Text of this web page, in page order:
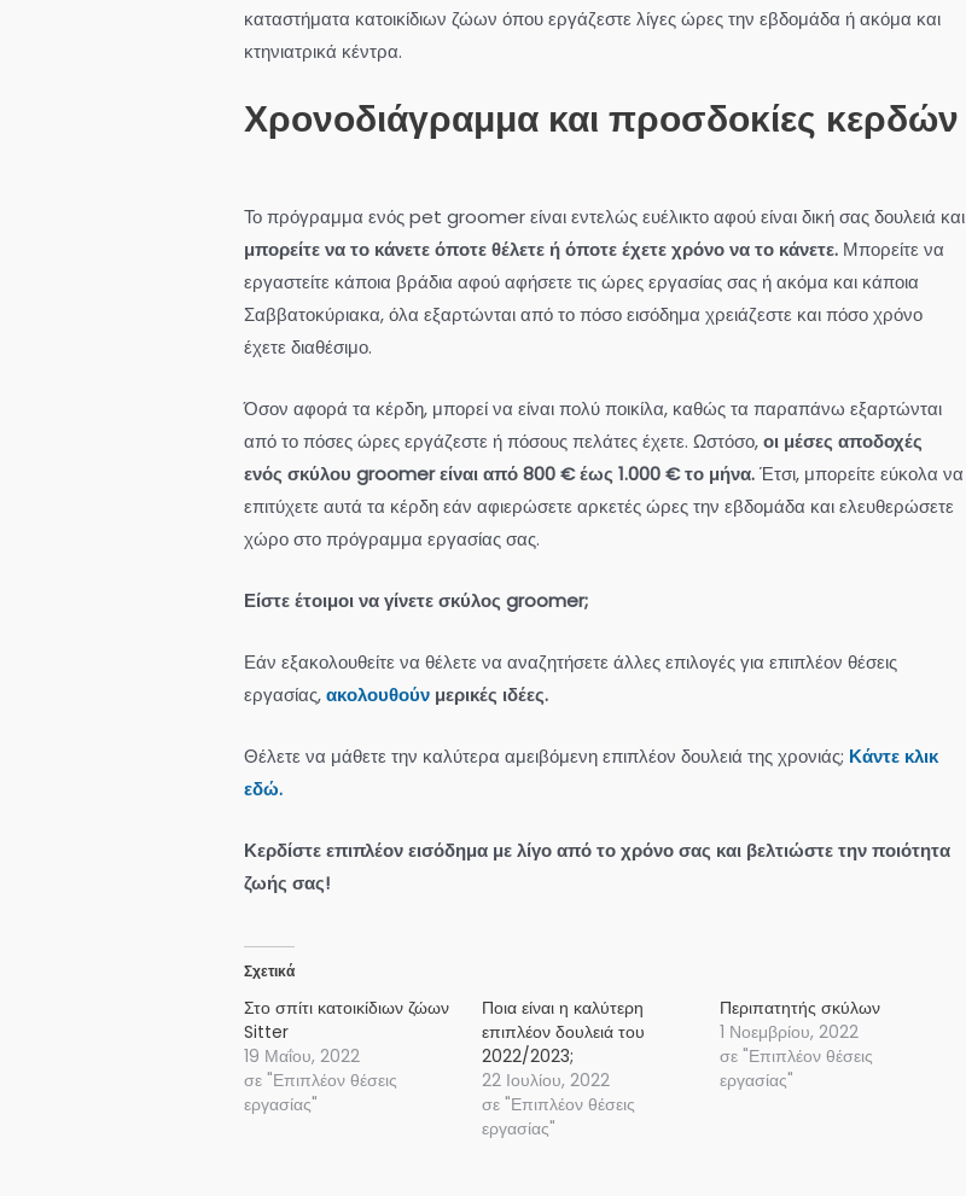
καταστήματα κατοικίδιων ζώων όπου εργάζεστε λίγες ώρες την εβδομάδα ή ακόμα και
κτηνιατρικά κέντρα.
Χρονοδιάγραμμα και προσδοκίες κερδών
Το πρόγραμμα ενός pet groomer είναι εντελώς ευέλικτο αφού είναι δική σας δουλειά και
μπορείτε να το κάνετε όποτε θέλετε ή όποτε έχετε χρόνο να το κάνετε. Μπορείτε να
εργαστείτε κάποια βράδια αφού αφήσετε τις ώρες εργασίας σας ή ακόμα και κάποια
Σαββατοκύριακα, όλα εξαρτώνται από το πόσο εισόδημα χρειάζεστε και πόσο χρόνο
έχετε διαθέσιμο.
Όσον αφορά τα κέρδη, μπορεί να είναι πολύ ποικίλα, καθώς τα παραπάνω εξαρτώνται
από το πόσες ώρες εργάζεστε ή πόσους πελάτες έχετε. Ωστόσο,οι μέσες αποδοχές
ενός σκύλου groomer είναι από 800 € έως 1.000 € το μήνα.Έτσι, μπορείτε εύκολα να
επιτύχετε αυτά τα κέρδη εάν αφιερώσετε αρκετές ώρες την εβδομάδα και ελευθερώσετε
χώρο στο πρόγραμμα εργασίας σας.
Είστε έτοιμοι να γίνετε σκύλος groomer;
Εάν εξακολουθείτε να θέλετε να αναζητήσετε άλλες επιλογές για επιπλέον θέσεις
εργασίας,ακολουθούν μερικές ιδέες.
Θέλετε να μάθετε την καλύτερα αμειβόμενη επιπλέον δουλειά της χρονιάς; Κάντε κλικ
εδώ.
Κερδίστε επιπλέον εισόδημα με λίγο από το χρόνο σας και βελτιώστε την ποιότητα
ζωής σας!
Σχετικά
Στο σπίτι κατοικίδιων ζώων
Sitter
19 Μαΐου, 2022
σε "Επιπλέον θέσεις
εργασίας"
Ποια είναι η καλύτερη
επιπλέον δουλειά του
2022/2023;
22 Ιουλίου, 2022
σε "Επιπλέον θέσεις
εργασίας"
Περιπατητής σκύλων
1 Νοεμβρίου, 2022
σε "Επιπλέον θέσεις
εργασίας"